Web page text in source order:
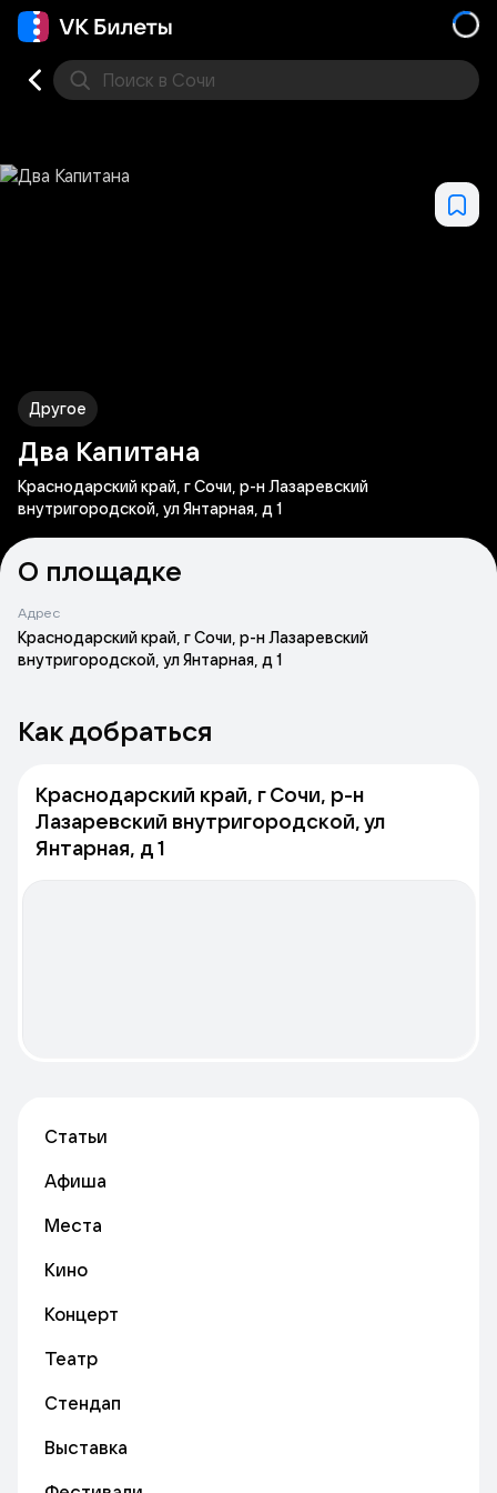
Поиск в Сочи
Другое
Два Капитана
Краснодарский край, г Сочи, р-н Лазаревский
внутригородской, ул Янтарная, д 1
О площадке
Адрес
Краснодарский край, г Сочи, р-н Лазаревский
внутригородской, ул Янтарная, д 1
Как добраться
Краснодарский край, г Сочи, р-н
Лазаревский внутригородской, ул
Янтарная, д 1
Статьи
Афиша
Места
Кино
Концерт
Театр
Стендап
Выставка